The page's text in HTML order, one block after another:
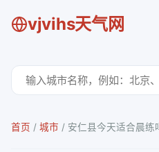
vjvihs天气网
首页 / 城市 / 安仁县今天适合晨练